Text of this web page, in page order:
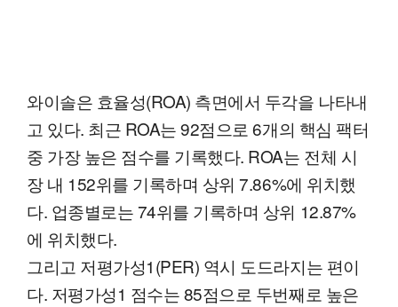
와이솔은 효율성(ROA) 측면에서 두각을 나타내
고 있다. 최근 ROA는 92점으로 6개의 핵심 팩터
중 가장 높은 점수를 기록했다. ROA는 전체 시
장 내 152위를 기록하며 상위 7.86%에 위치했
다. 업종별로는 74위를 기록하며 상위 12.87%
에 위치했다.
그리고 저평가성1(PER) 역시 도드라지는 편이
다. 저평가성1 점수는 85점으로 두번째로 높은